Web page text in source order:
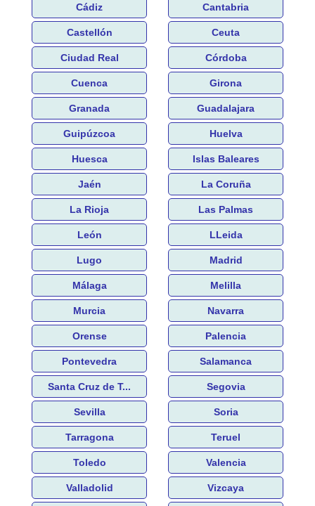
Cádiz Cantabria
Castellón Ceuta
Ciudad Real Córdoba
Cuenca Girona
Granada Guadalajara
Guipúzcoa Huelva
Huesca Islas Baleares
Jaén La Coruña
La Rioja Las Palmas
León LLeida
Lugo Madrid
Málaga Melilla
Murcia Navarra
Orense Palencia
Pontevedra Salamanca
Santa Cruz de T... Segovia
Sevilla Soria
Tarragona Teruel
Toledo Valencia
Valladolid Vizcaya